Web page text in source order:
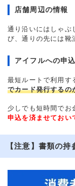
店舗周辺の情報
通り沿いにはしゃぶ
び、通りの先には靴
アイフルへの申
最短ルートで利用す
でカード発行するの
少しでも短時間でお
申込を済ませておい
【注意】書類の持